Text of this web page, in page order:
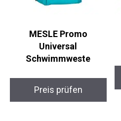
MESLE Promo
Universal
Schwimmweste
Preis prüfen